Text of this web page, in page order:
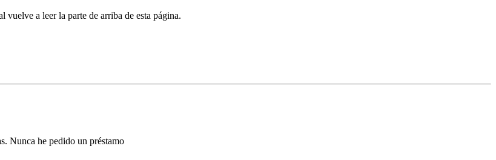
vuelve a leer la parte de arriba de esta página.
Nunca he pedido un préstamo